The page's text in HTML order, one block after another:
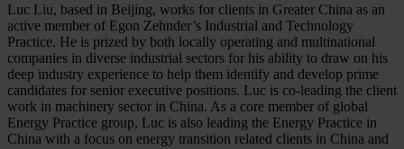
Luc Liu, based in Beijing, works for clients in Greater China as an
active member of Egon Zehnder’s Industrial and Technology
Practice. He is prized by both locally operating and multinational
companies in diverse industrial sectors for his ability to draw on his
deep industry experience to help them identify and develop prime
candidates for senior executive positions. Luc is co-leading the client
work in machinery sector in China. As a core member of global
Energy Practice group, Luc is also leading the Energy Practice in
China with a focus on energy transition related clients in China and